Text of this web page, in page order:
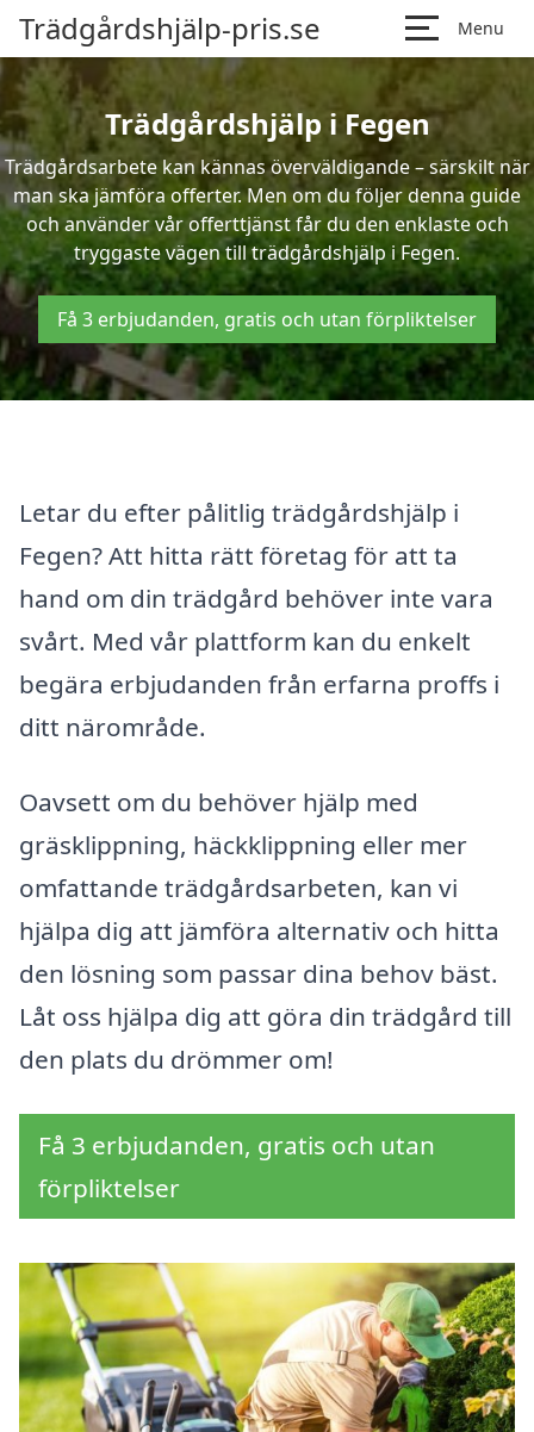
Trädgårdshjälp-pris.se Menu
Trädgårdshjälp i Fegen
Trädgårdsarbete kan kännas överväldigande – särskilt när
man ska jämföra offerter. Men om du följer denna guide
och använder vår offerttjänst får du den enklaste och
tryggaste vägen till trädgårdshjälp i Fegen.
Få 3 erbjudanden, gratis och utan förpliktelser
Letar du efter pålitlig trädgårdshjälp i
Fegen? Att hitta rätt företag för att ta
hand om din trädgård behöver inte vara
svårt. Med vår plattform kan du enkelt
begära erbjudanden från erfarna proffs i
ditt närområde.
Oavsett om du behöver hjälp med
gräsklippning, häckklippning eller mer
omfattande trädgårdsarbeten, kan vi
hjälpa dig att jämföra alternativ och hitta
den lösning som passar dina behov bäst.
Låt oss hjälpa dig att göra din trädgård till
den plats du drömmer om!
Få 3 erbjudanden, gratis och utan
förpliktelser